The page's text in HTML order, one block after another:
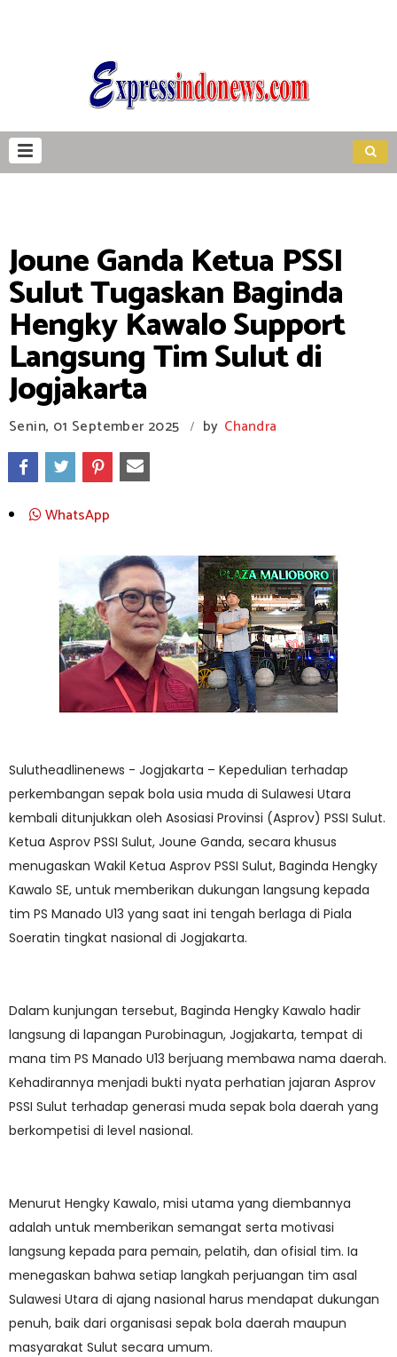
Joune Ganda Ketua PSSI
Sulut Tugaskan Baginda
Hengky Kawalo Support
Langsung Tim Sulut di
Jogjakarta
Senin, 01 September 2025 / by Chandra
WhatsApp
Sulutheadlinenews - Jogjakarta – Kepedulian terhadap
perkembangan sepak bola usia muda di Sulawesi Utara
kembali ditunjukkan oleh Asosiasi Provinsi (Asprov) PSSI Sulut.
Ketua Asprov PSSI Sulut, Joune Ganda, secara khusus
menugaskan Wakil Ketua Asprov PSSI Sulut, Baginda Hengky
Kawalo SE, untuk memberikan dukungan langsung kepada
tim PS Manado U13 yang saat ini tengah berlaga di Piala
Soeratin tingkat nasional di Jogjakarta.
Dalam kunjungan tersebut, Baginda Hengky Kawalo hadir
langsung di lapangan Purobinagun, Jogjakarta, tempat di
mana tim PS Manado U13 berjuang membawa nama daerah.
Kehadirannya menjadi bukti nyata perhatian jajaran Asprov
PSSI Sulut terhadap generasi muda sepak bola daerah yang
berkompetisi di level nasional.
Menurut Hengky Kawalo, misi utama yang diembannya
adalah untuk memberikan semangat serta motivasi
langsung kepada para pemain, pelatih, dan ofisial tim. Ia
menegaskan bahwa setiap langkah perjuangan tim asal
Sulawesi Utara di ajang nasional harus mendapat dukungan
penuh, baik dari organisasi sepak bola daerah maupun
masyarakat Sulut secara umum.